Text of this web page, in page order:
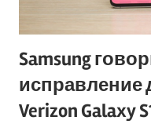
Samsung
исправление
Verizon Galaxy